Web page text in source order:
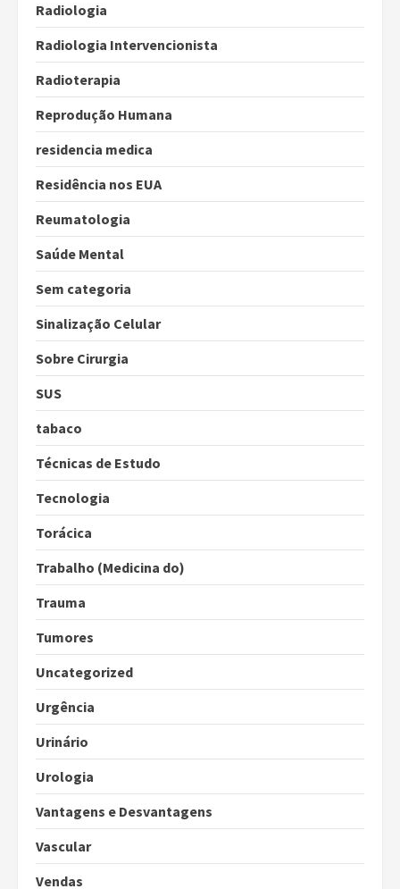
Radiologia
Radiologia Intervencionista
Radioterapia
Reprodução Humana
residencia medica
Residência nos EUA
Reumatologia
Saúde Mental
Sem categoria
Sinalização Celular
Sobre Cirurgia
SUS
tabaco
Técnicas de Estudo
Tecnologia
Torácica
Trabalho (Medicina do)
Trauma
Tumores
Uncategorized
Urgência
Urinário
Urologia
Vantagens e Desvantagens
Vascular
Vendas